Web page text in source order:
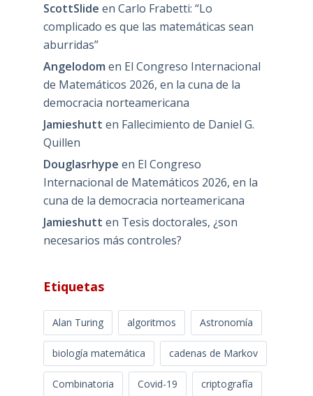
ScottSlide en Carlo Frabetti: “Lo
complicado es que las matemáticas sean
aburridas”
Angelodom en El Congreso Internacional
de Matemáticos 2026, en la cuna de la
democracia norteamericana
Jamieshutt en Fallecimiento de Daniel G.
Quillen
Douglasrhype en El Congreso
Internacional de Matemáticos 2026, en la
cuna de la democracia norteamericana
Jamieshutt en Tesis doctorales, ¿son
necesarios más controles?
Etiquetas
Alan Turing algoritmos Astronomía
biología matemática cadenas de Markov
Combinatoria Covid-19 criptografía